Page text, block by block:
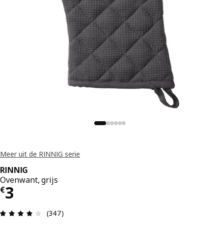
Meer uit de RINNIG serie
RINNIG
Ovenwant, grijs
€3
€ 3
Beoordeling: 3.9 van 5 sterren. Totaal
(347)